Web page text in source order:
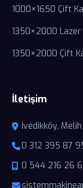
1000×1650 Çift
1350×2000
1350×2000 Çift
İletişim
İvedikköy,
0 312 395 87
0 544 216 26